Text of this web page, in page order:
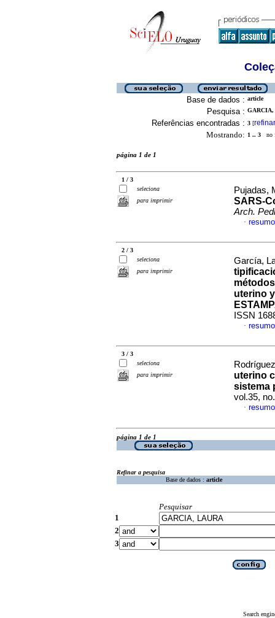
Base de dados : article
Pesquisa :
Referências encontradas : 3 [refinar
Mostrando: 1 .. 3 no
página 1 de 1
1 / 3
seleciona
para imprimir
Pujadas,
SARS-
Arch.
·
2 / 3
seleciona
para imprimir
García,
uterino
ISSN
·
3 / 3
seleciona
para imprimir
uterino
sistema
vol.35,
·
página 1 de 1
Refinar a pesquisa
Base de dados : article
Pesquisar
1
2
3
Search